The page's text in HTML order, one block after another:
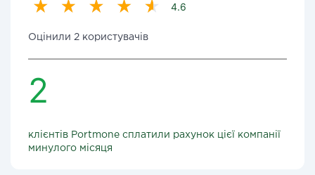
4.6
Оцінили 2 користувачів
2
клієнтів Portmone сплатили рахунок цієї компанії
минулого місяця